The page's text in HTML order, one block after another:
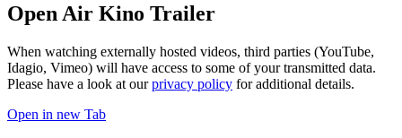
Open Air Kino Trailer
When watching externally hosted videos, third parties (YouTube,
Idagio, Vimeo) will have access to some of your transmitted data.
Please have a look at ourprivacy policy for additional details.
Open in new Tab